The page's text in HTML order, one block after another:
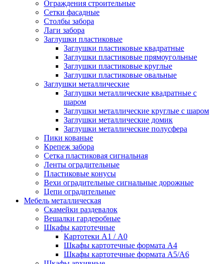
Ограждения строительные
Сетки фасадные
Столбы забора
Лаги забора
Заглушки пластиковые
Заглушки пластиковые квадратные
Заглушки пластиковые прямоугольные
Заглушки пластиковые круглые
Заглушки пластиковые овальные
Заглушки металлические
Заглушки металлические квадратные с
шаром
Заглушки металлические круглые с шаром
Заглушки металлические домик
Заглушки металлические полусфера
Пики кованые
Крепеж забора
Сетка пластиковая сигнальная
Ленты оградительные
Пластиковые конусы
Вехи оградительные сигнальные дорожные
Цепи оградительные
Мебель металлическая
Скамейки раздевалок
Вешалки гардеробные
Шкафы картотечные
Картотеки А1 / А0
Шкафы картотечные формата А4
Шкафы картотечные формата А5/А6